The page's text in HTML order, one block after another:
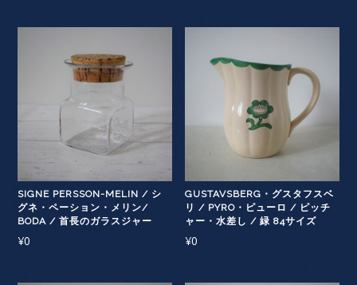
SIGNE PERSSON-MELIN / シ
グネ・ペーション・メリン/
BODA / 首長のガラスジャー
¥0
GUSTAVSBERG・グスタフスベ
リ / PYRO・ピューロ / ピッチ
ャー・水差し / 緑 84サイズ
¥0